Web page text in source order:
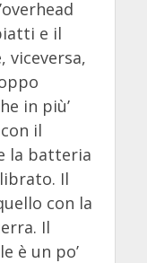
e il
viceversa,
in più’
il
la batteria
Il
con la
Il
è un po’